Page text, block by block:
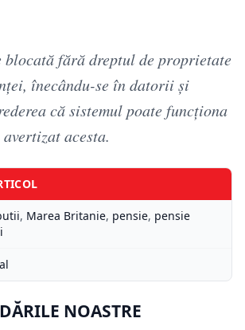
blocată fără dreptul de proprietate
înecându-se în datorii și
că sistemul poate funcționa
acesta.
, Marea Britanie, pensie, pensie
NOASTRE